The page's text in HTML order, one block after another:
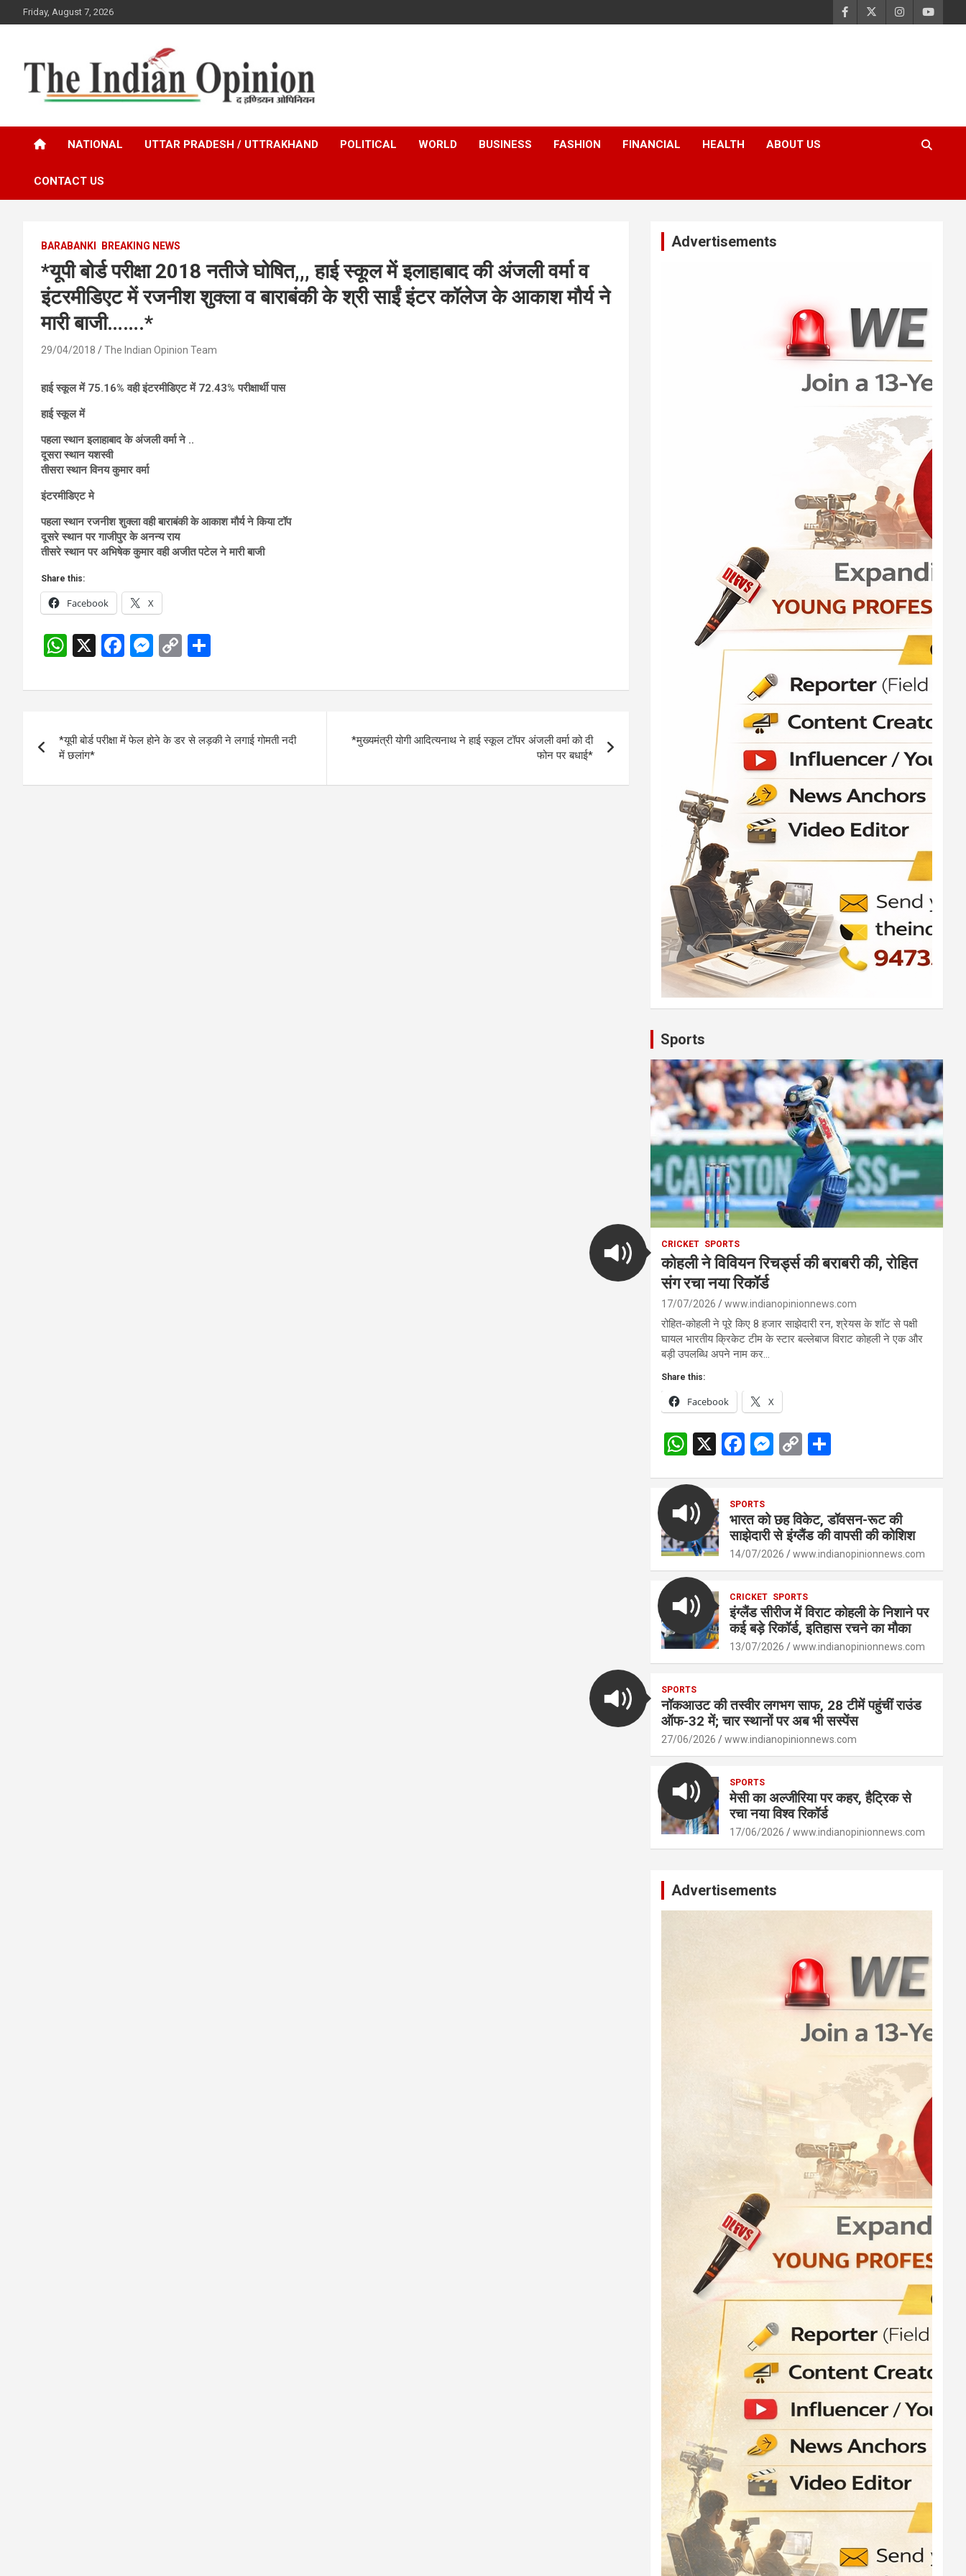
to
Friday, August 7, 2026
Indian Opinion News
NATIONAL UTTAR PRADESH / UTTRAKHAND POLITICAL WORLD BUSINESS FASHION FINANCIAL HEALTH ABOUT US
CONTACT US
BARABANKI BREAKING NEWS
*यूपी बोर्ड परीक्षा 2018 नतीजे घोषित,,, हाई स्कूल में इलाहाबाद की अंजली वर्मा व
इंटरमीडिएट में रजनीश शुक्ला व बाराबंकी के श्री साईं इंटर कॉलेज के आकाश मौर्य ने
मारी बाजी…….*
29/04/2018 The Indian Opinion Team
हाई स्कूल में 75.16% वही इंटरमीडिएट में 72.43% परीक्षार्थी पास
हाई स्कूल में
पहला स्थान इलाहाबाद के अंजली वर्मा ने ..
दूसरा स्थान यशस्वी
तीसरा स्थान विनय कुमार वर्मा
इंटरमीडिएट मे
पहला स्थान रजनीश शुक्ला वही बाराबंकी के आकाश मौर्य ने किया टॉप
दूसरे स्थान पर गाजीपुर के अनन्य राय
तीसरे स्थान पर अभिषेक कुमार वही अजीत पटेल ने मारी बाजी
Share this:
Facebook X
W
at
A
p
p
X
F
ce
o
k
M
se
g
C
py
n
ar
navigation
*यूपी बोर्ड परीक्षा में फेल होने के डर से लड़की ने लगाई गोमती नदी
में छलांग*
*मुख्यमंत्री योगी आदित्यनाथ ने हाई स्कूल टॉपर अंजली वर्मा को दी
फोन पर बधाई*
Advertisements
Sports
CRICKET SPORTS
कोहली ने विवियन रिचर्ड्स की बराबरी की, रोहित
संग रचा नया रिकॉर्ड
17/07/2026 www.indianopinionnews.com
रोहित-कोहली ने पूरे किए 8 हजार साझेदारी रन, श्रेयस के शॉट से पक्षी
घायल भारतीय क्रिकेट टीम के स्टार बल्लेबाज विराट कोहली ने एक और
बड़ी उपलब्धि अपने नाम कर…
Share this:
Facebook X
W
at
s
A
p
p
X
F
b
o
o
M
n
g
er
C
Li
n
k
e
SPORTS
भारत को छह विकेट, डॉवसन-रूट की
साझेदारी से इंग्लैंड की वापसी की कोशिश
14/07/2026 www.indianopinionnews.com
CRICKET SPORTS
इंग्लैंड सीरीज में विराट कोहली के निशाने पर
कई बड़े रिकॉर्ड, इतिहास रचने का मौका
13/07/2026 www.indianopinionnews.com
SPORTS
नॉकआउट की तस्वीर लगभग साफ, 28 टीमें पहुंचीं राउंड
ऑफ-32 में; चार स्थानों पर अब भी सस्पेंस
27/06/2026 www.indianopinionnews.com
SPORTS
मेसी का अल्जीरिया पर कहर, हैट्रिक से
रचा नया विश्व रिकॉर्ड
17/06/2026 www.indianopinionnews.com
Advertisements